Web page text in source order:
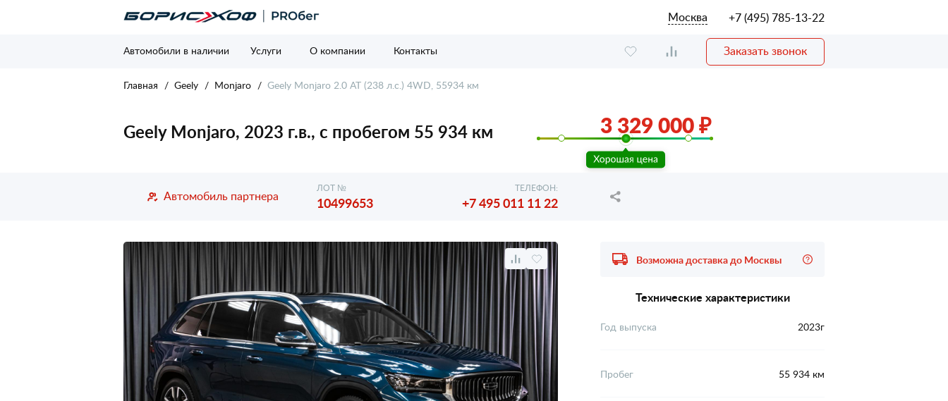
Москва +7 (495) 785-13-22
Автомобили в наличии Услуги О компании Контакты Заказать звонок
Главная Geely Monjaro Geely Monjaro 2.0 AT (238 л.с.) 4WD, 55934 км
Geely Monjaro, 2023 г.в., с пробегом 55 934 км 3 329 000 ₽
Автомобиль партнера
ЛОТ №
10499653
ТЕЛЕФОН:
+7 495 011 11 22
Возможна доставка до Москвы
Технические характеристики
Год выпуска 2023г
Пробег 55 934 км